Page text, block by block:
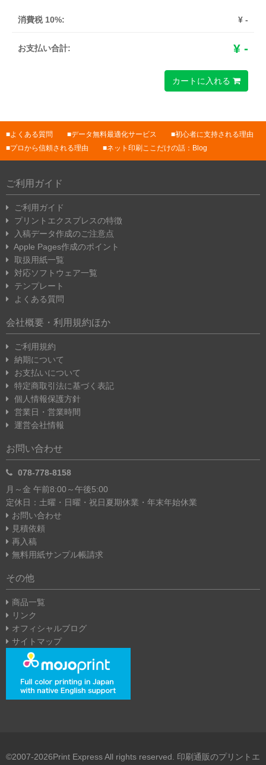
消費税 10%: ¥ -
お支払い合計: ¥ -
カートに入れる
よくある質問 データ無料最適化サービス
初心者に支持される理由
プロから信頼される理由
ネット印刷ここだけの話：Blog
ご利用ガイド
ご利用ガイド
プリントエクスプレスの特徴
入稿データ作成のご注意点
Apple Pages作成のポイント
取扱用紙一覧
対応ソフトウェア一覧
テンプレート
よくある質問
会社概要・利用規約ほか
ご利用規約
納期について
お支払いについて
特定商取引法に基づく表記
個人情報保護方針
営業日・営業時間
運営会社情報
お問い合わせ
078-778-8158
月～金 午前8:00～午後5:00
定休日：土曜・日曜・祝日 夏期休業・年末年始休業
お問い合わせ
見積依頼
再入稿
無料用紙サンプル帳請求
その他
商品一覧
リンク
オフィシャルブログ
サイトマップ
©2007-2026Print Express All rights reserved. 印刷通販のプリントエ